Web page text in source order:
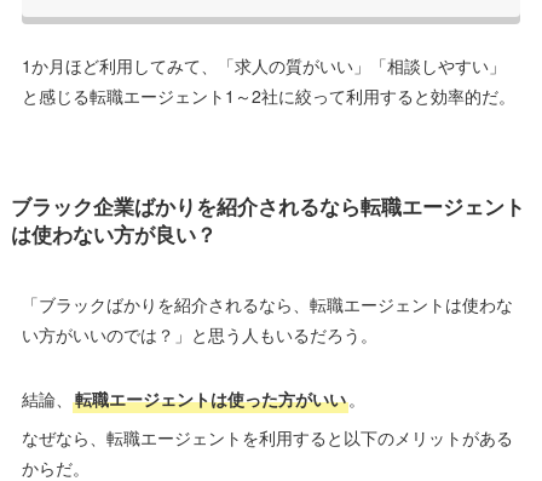
1か月ほど利用してみて、「求人の質がいい」「相談しやすい」
と感じる転職エージェント1～2社に絞って利用すると効率的だ。
ブラック企業ばかりを紹介されるなら転職エージェント
は使わない方が良い？
「ブラックばかりを紹介されるなら、転職エージェントは使わな
い方がいいのでは？」と思う人もいるだろう。
結論、 転職エージェントは使った方がいい。
なぜなら、転職エージェントを利用すると以下のメリットがある
からだ。